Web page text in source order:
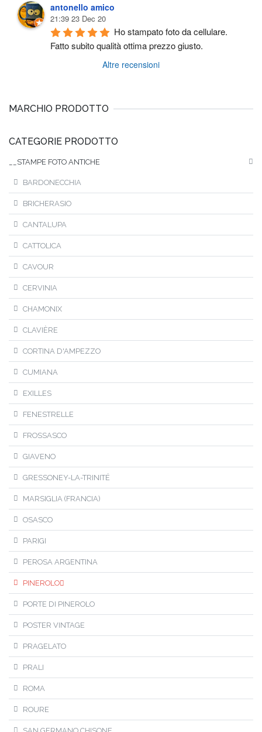
antonello amico
21:39 23 Dec 20
Ho stampato foto da cellulare.
Fatto subito qualità ottima prezzo giusto.
Altre recensioni
MARCHIO PRODOTTO
CATEGORIE PRODOTTO
__STAMPE FOTO ANTICHE
BARDONECCHIA
BRICHERASIO
CANTALUPA
CATTOLICA
CAVOUR
CERVINIA
CHAMONIX
CLAVIÈRE
CORTINA D'AMPEZZO
CUMIANA
EXILLES
FENESTRELLE
FROSSASCO
GIAVENO
GRESSONEY-LA-TRINITÉ
MARSIGLIA (FRANCIA)
OSASCO
PARIGI
PEROSA ARGENTINA
PINEROLO
PORTE DI PINEROLO
POSTER VINTAGE
PRAGELATO
PRALI
ROMA
ROURE